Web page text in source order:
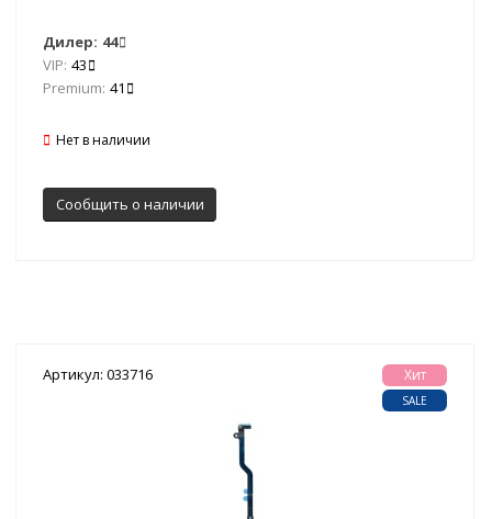
Дилер: 44
VIP: 43
Premium: 41
Нет в наличии
Сообщить о наличии
Артикул: 033716 Хит
SALE